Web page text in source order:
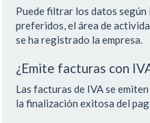
Puede filtrar los datos según
preferidos, el área de
se ha registrado la empresa.
¿Emite facturas con
Las facturas de IVA se
la finalización exitosa del